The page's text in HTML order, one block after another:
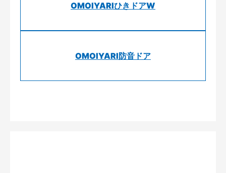
OMOIYARIひきドアW
OMOIYARI防音ドア